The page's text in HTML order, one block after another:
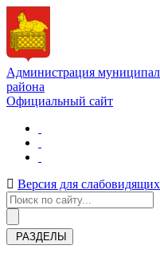
Администрация
района
Официальный сайт
Версия для слабовидящих
РАЗДЕЛЫ